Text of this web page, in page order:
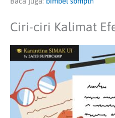
Ciri-ciri Kalimat